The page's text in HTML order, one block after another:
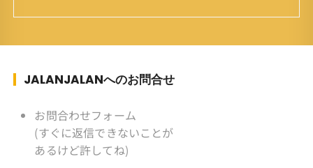
スポーツ ：水泳(浜名湾流古式泳法、競泳平泳
ク ソフトボール
監督 BKKソフトボール「おぼん
こぼん 」監督 マレーシア歴：1991年から31年
目 タイ歴 ：2001年から21年目
JALANJALANへのお問合せ
お問合わせフォーム
(すぐに返信できないことが
あるけど許してね)